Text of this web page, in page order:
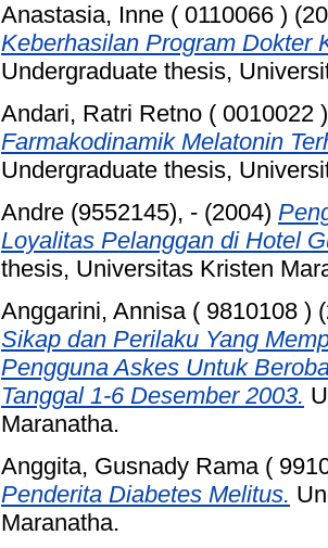
Anastasia, Inne ( 0110066 )
Keberhasilan Program Dokter
Undergraduate thesis,
Andari, Ratri Retno ( 0010022 )
Farmakodinamik Melatonin
Undergraduate thesis,
Andre (9552145), - (2004)
Loyalitas Pelanggan di Hotel
thesis, Universitas Kristen
Anggarini, Annisa ( 9810108 )
Sikap dan Perilaku Yang
Pengguna Askes Untuk
Tanggal 1-6 Desember 2003.
Maranatha.
Anggita, Gusnady Rama (
Penderita Diabetes Melitus.
Maranatha.